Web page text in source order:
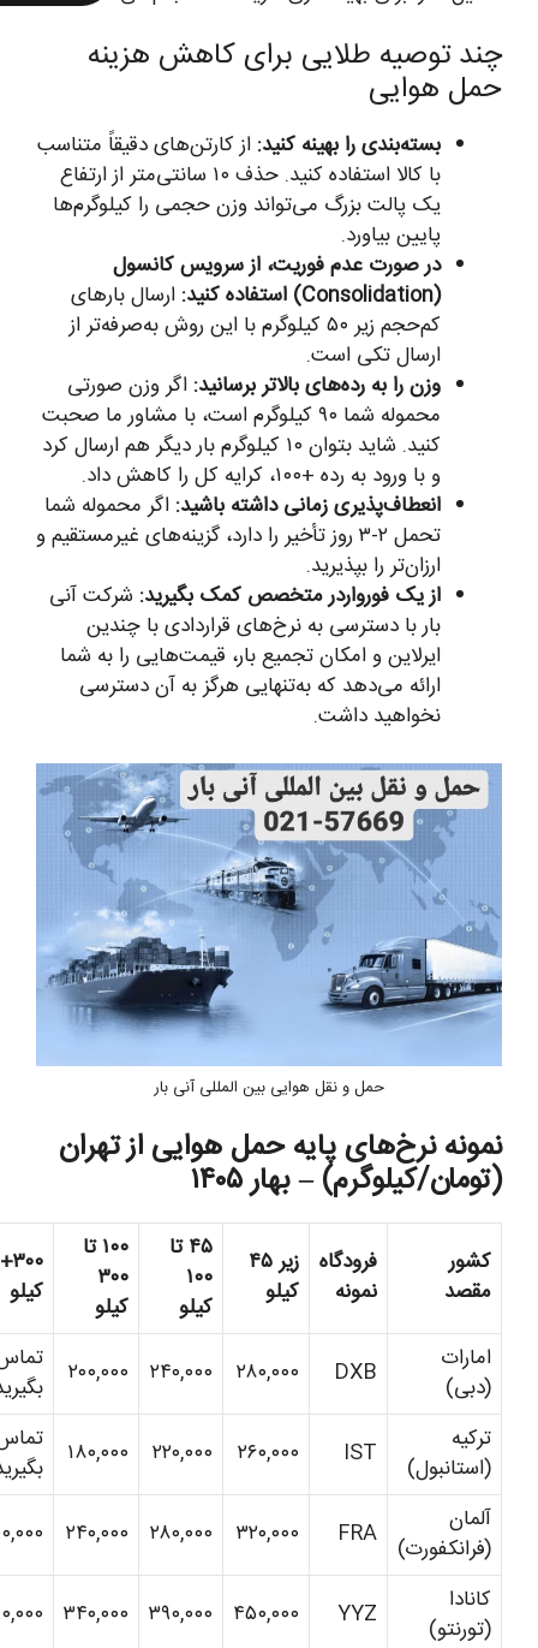
چند توصیه طلایی برای کاهش هزینه
حمل هوایی
بسته‌بندی را بهینه کنید:از کارتن‌های دقیقاً متناسب
با کالا استفاده کنید. حذف ۱۰ سانتی‌متر از ارتفاع
یک پالت بزرگ می‌تواند وزن حجمی را کیلوگرم‌ها
پایین بیاورد.
در صورت عدم فوریت، از سرویس کانسول
ارسال بارهای
کم‌حجم زیر ۵۰ کیلوگرم با این روش به‌صرفه‌تر از
ارسال تکی است.
وزن را به رده‌های بالاتر برسانید:اگر وزن صورتی
محموله شما ۹۰ کیلوگرم است، با مشاور ما صحبت
کنید. شاید بتوان ۱۰ کیلوگرم بار دیگر هم ارسال کرد
و با ورود به رده +۱۰۰، کرایه کل را کاهش داد.
انعطاف‌پذیری زمانی داشته باشید:اگر محموله شما
تحمل ۲-۳ روز تأخیر را دارد، گزینه‌های غیرمستقیم و
ارزان‌تر را بپذیرید.
از یک فورواردر متخصص کمک بگیرید:شرکت آنی
بار با دسترسی به نرخ‌های قراردادی با چندین
ایرلاین و امکان تجمیع بار، قیمت‌هایی را به شما
ارائه می‌دهد که به‌تنهایی هرگز به آن دسترسی
نخواهید داشت.
حمل و نقل هوایی بین المللی آنی بار
نمونه نرخ‌های پایه حمل هوایی از تهران
(تومان/کیلوگرم) – بهار ۱۴۰۵
کشور
مقصد
فرودگاه
نمونه
زیر ۴۵
۴۵ تا
۱۰۰ تا
۳۰۰+
امارات
(دبی)
DXB ۲۸۰,۰۰۰ ۲۴۰,۰۰۰ ۲۰۰,۰۰۰
تماس
بگیرید
ترکیه
(استانبول)
IST ۲۶۰,۰۰۰ ۲۲۰,۰۰۰ ۱۸۰,۰۰۰
تماس
بگیرید
آلمان
(فرانکفورت)
FRA ۳۲۰,۰۰۰ ۲۸۰,۰۰۰ ۲۴۰,۰۰۰
۲۰۰,۰۰۰
کانادا
(تورنتو)
YYZ ۴۵۰,۰۰۰ ۳۹۰,۰۰۰ ۳۴۰,۰۰۰
۲۹۰,۰۰۰